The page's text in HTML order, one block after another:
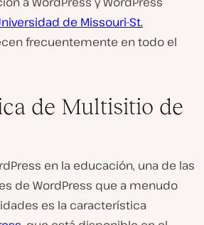
de Missouri-St.
frecuentemente en todo el
de Multisitio de
en la educación, una de las
de WordPress que a menudo
es la característica